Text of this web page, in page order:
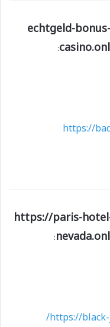
echtgeld-
:
https://
https://paris-
:
https://